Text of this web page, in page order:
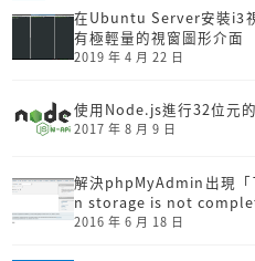
在Ubuntu Server安裝i3
有極輕量的視窗圖形介面
2019 年 4 月 22 日
使用Node.js進行32位元
2017 年 8 月 9 日
解決phpMyAdmin出現
n storage is not
2016 年 6 月 18 日